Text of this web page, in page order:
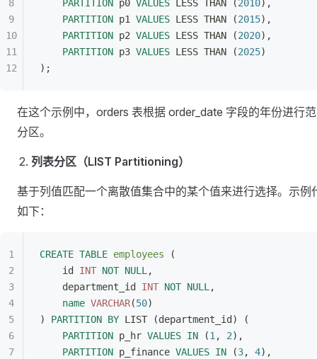
    PARTITION
p0 VALUES LESS THAN ( 2010),
    PARTITION
p1 VALUES LESS THAN (2015),
    PARTITION
p2 VALUES LESS THAN (2020),
    PARTITION
p3 VALUES LESS THAN (2025)
);
在这个示例中，orders 表根据 order_date 字段的年份进行
分区。
列表分区（LIST Partitioning）
基于列值匹配一个离散值集合中的某个值来进行选择。示例
如下：
CREATE TABLE employees (
    id
INT NOT NULL ,
    department_id
INT NOT NULL ,
    name
VARCHAR(50)
) PARTITION BY LIST (department_id) (
    PARTITION
p_hr VALUES IN (1 , 2),
    PARTITION
p_finance VALUES IN (3, 4),